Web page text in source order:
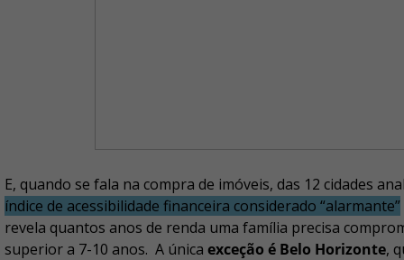
E, quando se fala na compra de imóveis, das 12 cidades
índice de acessibilidade financeira considerado “alarmante”
revela quantos anos de renda uma família precisa
superior a 7-10 anos. A única exceção é Belo Horizonte,